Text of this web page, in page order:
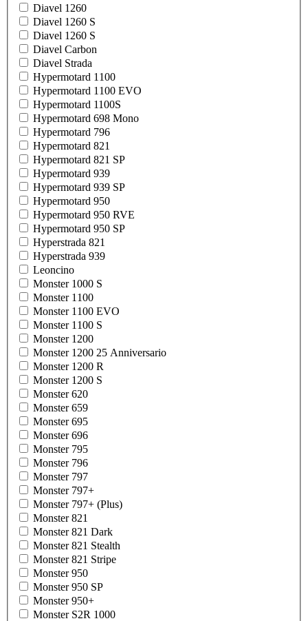
Diavel 1260
Diavel 1260 S
Diavel 1260 S
Diavel Carbon
Diavel Strada
Hypermotard 1100
Hypermotard 1100 EVO
Hypermotard 1100S
Hypermotard 698 Mono
Hypermotard 796
Hypermotard 821
Hypermotard 821 SP
Hypermotard 939
Hypermotard 939 SP
Hypermotard 950
Hypermotard 950 RVE
Hypermotard 950 SP
Hyperstrada 821
Hyperstrada 939
Leoncino
Monster 1000 S
Monster 1100
Monster 1100 EVO
Monster 1100 S
Monster 1200
Monster 1200 25 Anniversario
Monster 1200 R
Monster 1200 S
Monster 620
Monster 659
Monster 695
Monster 696
Monster 795
Monster 796
Monster 797
Monster 797+
Monster 797+ (Plus)
Monster 821
Monster 821 Dark
Monster 821 Stealth
Monster 821 Stripe
Monster 950
Monster 950 SP
Monster 950+
Monster S2R 1000